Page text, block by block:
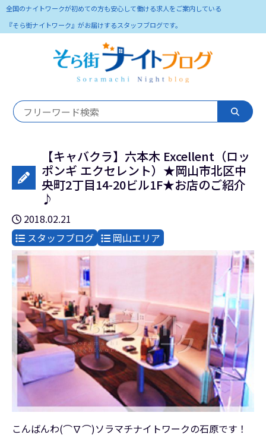
全国のナイトワークが初めての方も安心して働ける求人をご案内している
『そら街ナイトワーク』がお届けするスタッフブログです。
【キャバクラ】六本木 Excellent（ロッ
ポンギ エクセレント）★岡山市北区中
央町2丁目14-20ビル1F★お店のご紹介
♪
2018.02.21
スタッフブログ
岡山エリア
こんばんわ(⌒∇⌒)ソラマチナイトワークの石原です！